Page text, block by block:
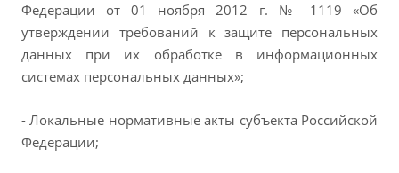
Федерации от 01 ноября 2012 г. № 1119 «Об
утверждении требований к защите персональных
данных при их обработке в информационных
системах персональных данных»;
- Локальные нормативные акты субъекта Российской
Федерации;